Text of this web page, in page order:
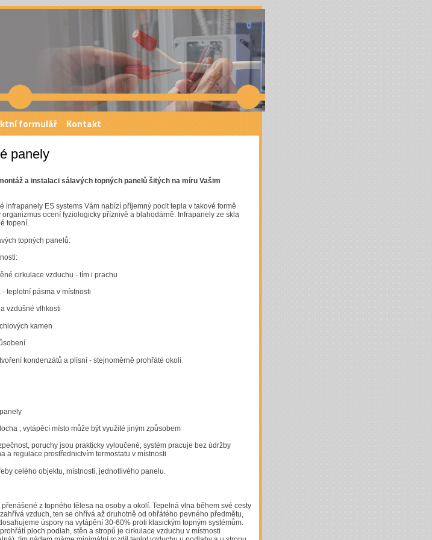
a elektrické
formulář Kontakt
panely
a instalaci sálavých topných panelů šitých na míru Vašim
infrapanely ES systems Vám nabízí příjemný pocit tepla v takové formě
ocení fyziologicky příznivě a blahodárně. Infrapanely ze skla
topení.
topných panelů:
cirkulace vzduchu - tím i prachu
- teplotní pásma v místnosti
vzdušné vlhkosti
kamen
kondenzátů a plísní - stejnoměrně prohřáté okolí
; vytápěcí místo může být využité jiným způsobem
poruchy jsou prakticky vyloučené, systém pracuje bez údržby
a regulace prostřednictvím termostatu v místnosti
celého objektu, místnosti, jednotlivého panelu.
z topného tělesa na osoby a okolí. Tepelná vlna během své cesty
vzduch, ten se ohřívá až druhotně od ohřátého pevného předmětu,
úspory na vytápění 30-60% proti klasickým topným systémům.
ploch podlah, stěn a stropů je cirkulace vzduchu v místnosti